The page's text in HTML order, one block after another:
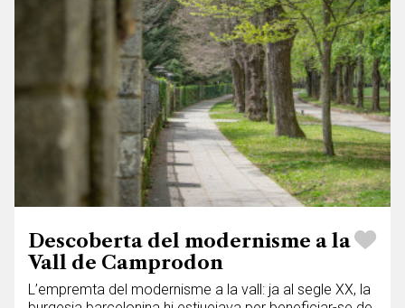
Descoberta del modernisme a la
Vall de Camprodon
L’empremta del modernisme a la vall: ja al segle XX, la